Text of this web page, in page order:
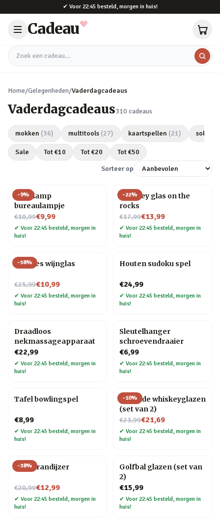
✔ Voor 22:45 besteld, morgen in huis!
Cadeau
Zoek een cadeau
Home/Gelegenheden/Vaderdagcadeaus
Vaderdagcadeaus310 cadeaus
mokken (36) multitools (27) kaartspellen (21) sokken
Sale Tot €10 Tot €20 Tot €50
Sorteer op
-9%
Gloeilamp
bureaulampje
€10,99
Nu voor€9,99
✔ Voor 22:45 besteld, morgen in
huis!
-22%
Whiskey glas on the
rocks
€17,99
Nu voor€13,99
✔ Voor 22:45 besteld, morgen in
huis!
-58%
Wijnfles wijnglas
€25,99
Nu voor€10,99
✔ Voor 22:45 besteld, morgen in
huis!
Houten sudoku spel
€24,99
✔ Voor 22:45 besteld, morgen in
huis!
Draadloos
nekmassageapparaat
€22,99
✔ Voor 22:45 besteld, morgen in
huis!
Sleutelhanger
schroevendraaier
€6,99
✔ Voor 22:45 besteld, morgen in
huis!
Tafel bowlingspel
€8,99
✔ Voor 22:45 besteld, morgen in
huis!
-10%
Rollende whiskeyglazen
(set van 2)
€23,99
Nu voor€21,69
✔ Voor 22:45 besteld, morgen in
huis!
-38%
BBQ brandijzer
€20,99
Nu voor€12,99
✔ Voor 22:45 besteld, morgen in
huis!
Golfbal glazen (set van
2)
€15,99
✔ Voor 22:45 besteld, morgen in
huis!